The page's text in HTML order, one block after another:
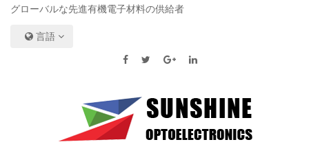
グローバルな先進有機電子材料の供給者
言語